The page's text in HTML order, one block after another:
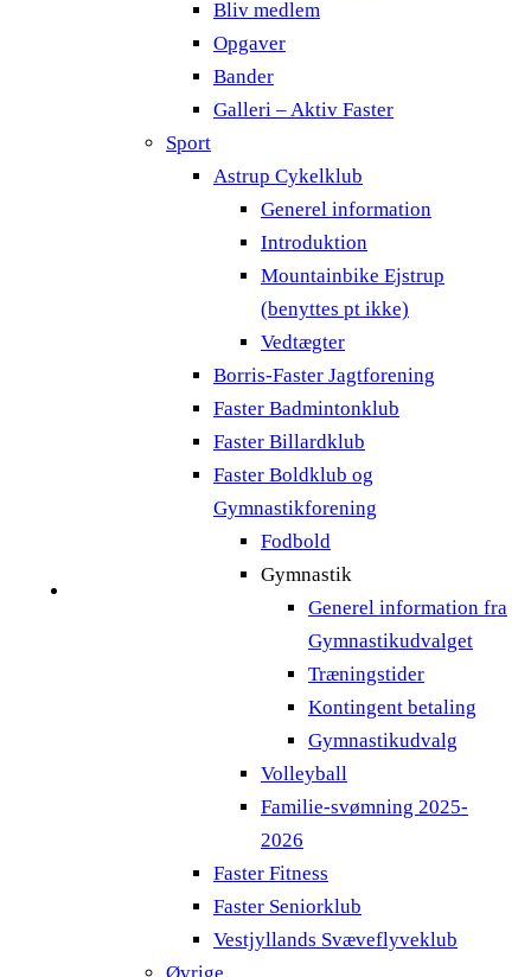
Bliv medlem
Opgaver
Bander
Galleri – Aktiv Faster
Sport
Astrup Cykelklub
Generel information
Introduktion
Mountainbike Ejstrup
(benyttes pt ikke)
Vedtægter
Borris-Faster Jagtforening
Faster Badmintonklub
Faster Billardklub
Faster Boldklub og
Gymnastikforening
Fodbold
Gymnastik
Generel information fra
Gymnastikudvalget
Træningstider
Kontingent betaling
Gymnastikudvalg
Volleyball
Familie-svømning 2025-
2026
Faster Fitness
Faster Seniorklub
Vestjyllands Svæveflyveklub